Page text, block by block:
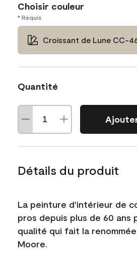
Choisir couleur
* Requis
Croissant de Lune CC-
Quantité
Détails du produit
La peinture d'intérieur de
pros depuis plus de 60 ans
qualité qui fait la
Moore.